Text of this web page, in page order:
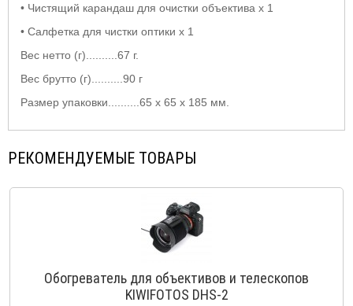
• Чистящий карандаш для очистки объектива x 1
• Салфетка для чистки оптики x 1
Вес нетто (г)..........67 г.
Вес брутто (г)..........90 г
Размер упаковки..........65 х 65 х 185 мм
РЕКОМЕНДУЕМЫЕ ТОВАРЫ
Обогреватель для объективов и телескопов
KIWIFOTOS DHS-2